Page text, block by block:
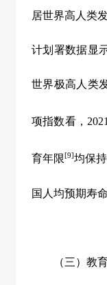
居世界高人类
计划署数据显
世界极高人类
项指数看，
育年限[9]均保
国人均预期寿
（三）教育